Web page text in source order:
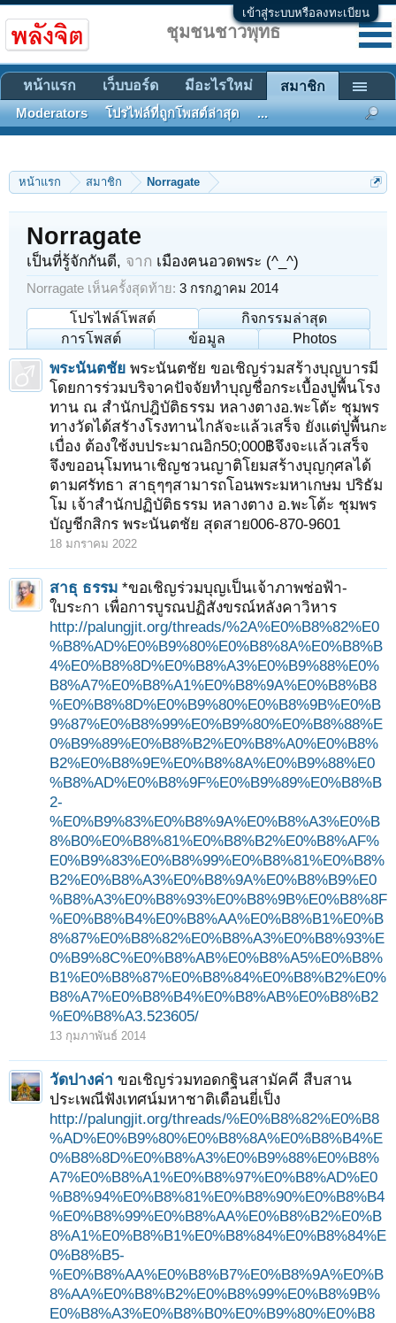
เข้าสู่ระบบหรือลงทะเบียน
หน้าแรก สมาชิก Norragate
Norragate
เป็นที่รู้จักกันดี, จาก เมืองฅนอวดพระ (^_^)
Norragate เห็นครั้งสุดท้าย: 3 กรกฎาคม 2014
โปรไฟล์โพสต์
กิจกรรมล่าสุด
การโพสต์
ข้อมูล Photos
พระนันตชัย พระนันตชัย ขอเชิญร่วมสร้างบุญบารมี
โดยการร่วมบริจาคปัจจัยทำบุญชื่อกระเบื้องปูพื้นโรง
ทาน ณ สำนักปฎิบัติธรรม หลางตางอ.พะโตัะ ชุมพร
ทางวัดได้สรัางโรงทานไกลัจะแล้วเสร็จ ยังแต่ปูพื้นกะ
เบื่อง ต้องใช้งบประมาณอิก50;000฿จึงจะเเล้วเสร็จ
จึงขออนุโมทนาเชิญชวนญาติโยมสร้างบุญกุศลได้
ตามศรัทธา สาธุๆๆสามารถโอนพระมหาเกษม ปริธัม
โม เจ้าสำนักปฏิบัติธรรม หลางตาง อ.พะโต้ะ ชุมพร
บัญชีกสิกร พระนันตชัย สุดสาย006-870-9601
18 มกราคม 2022
สาธุ ธรรม *ขอเชิญร่วมบุญเป็นเจ้าภาพช่อฟ้า-
ใบระกา เพื่อการบูรณปฏิสังขรณ์หลังคาวิหาร
http://palungjit.org/threads/%2A%E0%B8%82%E0
%B8%AD%E0%B9%80%E0%B8%8A%E0%B8%B
4%E0%B8%8D%E0%B8%A3%E0%B9%88%E0%
B8%A7%E0%B8%A1%E0%B8%9A%E0%B8%B8
%E0%B8%8D%E0%B9%80%E0%B8%9B%E0%B
9%87%E0%B8%99%E0%B9%80%E0%B8%88%E
0%B9%89%E0%B8%B2%E0%B8%A0%E0%B8%
B2%E0%B8%9E%E0%B8%8A%E0%B9%88%E0
%B8%AD%E0%B8%9F%E0%B9%89%E0%B8%B
2-
%E0%B9%83%E0%B8%9A%E0%B8%A3%E0%B
8%B0%E0%B8%81%E0%B8%B2%E0%B8%AF%
E0%B9%83%E0%B8%99%E0%B8%81%E0%B8%
B2%E0%B8%A3%E0%B8%9A%E0%B8%B9%E0
%B8%A3%E0%B8%93%E0%B8%9B%E0%B8%8F
%E0%B8%B4%E0%B8%AA%E0%B8%B1%E0%B
8%87%E0%B8%82%E0%B8%A3%E0%B8%93%E
0%B9%8C%E0%B8%AB%E0%B8%A5%E0%B8%
B1%E0%B8%87%E0%B8%84%E0%B8%B2%E0%
B8%A7%E0%B8%B4%E0%B8%AB%E0%B8%B2
%E0%B8%A3.523605/
13 กุมภาพันธ์ 2014
วัดปางค่า ขอเชิญร่วมทอดกฐินสามัคคี สืบสาน
ประเพณีฟังเทศน์มหาชาติเดือนยี่เป็ง
http://palungjit.org/threads/%E0%B8%82%E0%B8
%AD%E0%B9%80%E0%B8%8A%E0%B8%B4%E
0%B8%8D%E0%B8%A3%E0%B9%88%E0%B8%
A7%E0%B8%A1%E0%B8%97%E0%B8%AD%E0
%B8%94%E0%B8%81%E0%B8%90%E0%B8%B4
%E0%B8%99%E0%B8%AA%E0%B8%B2%E0%B
8%A1%E0%B8%B1%E0%B8%84%E0%B8%84%E
0%B8%B5-
%E0%B8%AA%E0%B8%B7%E0%B8%9A%E0%B
8%AA%E0%B8%B2%E0%B8%99%E0%B8%9B%
E0%B8%A3%E0%B8%B0%E0%B9%80%E0%B8
ชุมชนชาวพุทธ
หน้าแรก เว็บบอร์ด มีอะไรใหม่ สมาชิก
Moderators โปรไฟล์ที่ถูกโพสต์ล่าสุด ...